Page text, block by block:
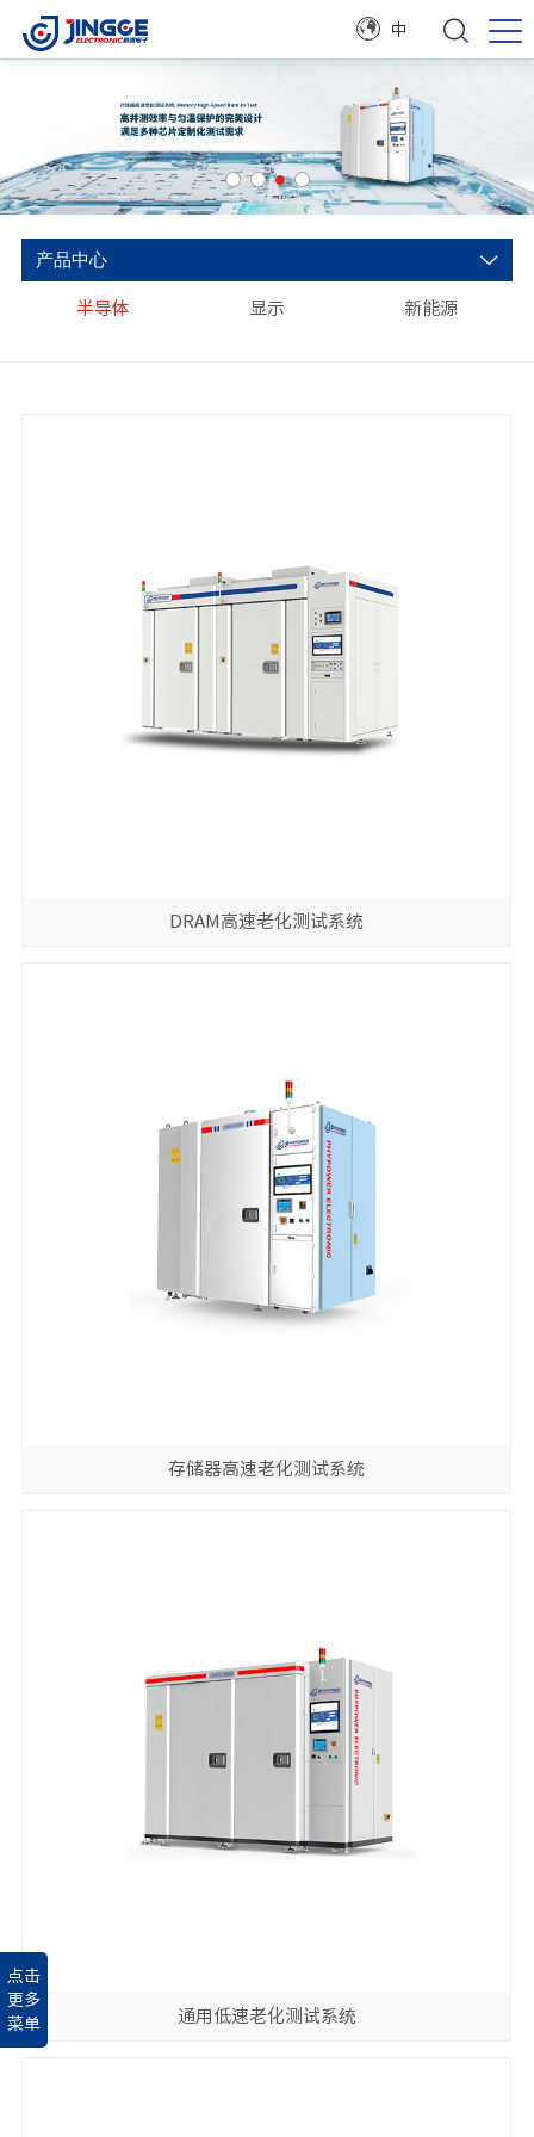
中
产品中心
半导体 显示 新能源
点击
更多
菜单
DRAM高速老化测试系统
存储器高速老化测试系统
通用低速老化测试系统